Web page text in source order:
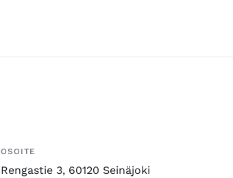
OSOITE
Rengastie 3, 60120 Seinäjoki